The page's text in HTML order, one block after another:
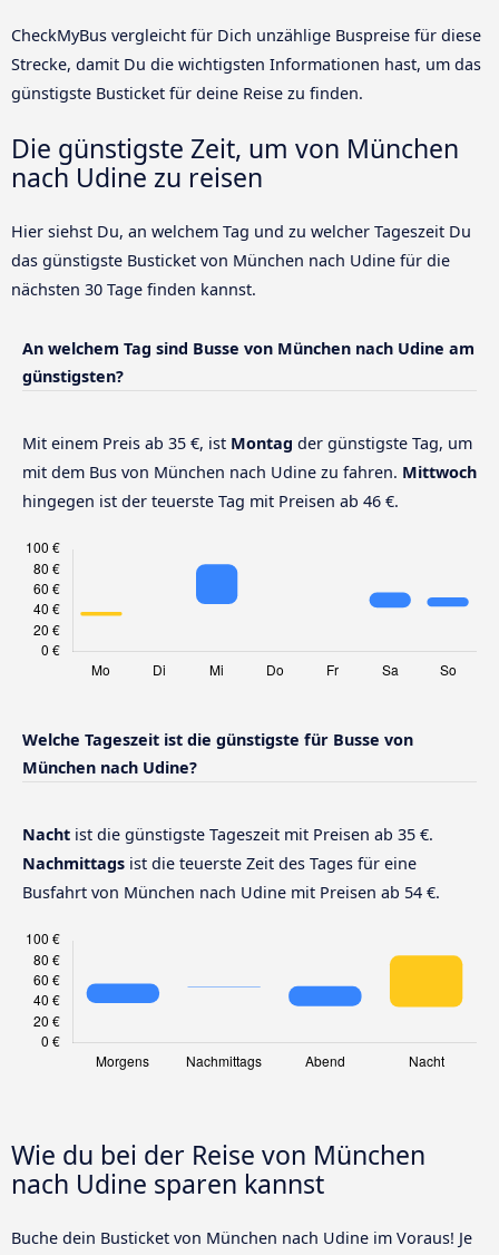
CheckMyBus vergleicht für Dich unzählige Buspreise für diese
Strecke, damit Du die wichtigsten Informationen hast, um das
günstigste Busticket für deine Reise zu finden.
Die günstigste Zeit, um von München
nach Udine zu reisen
Hier siehst Du, an welchem Tag und zu welcher Tageszeit Du
das günstigste Busticket von München nach Udine für die
nächsten 30 Tage finden kannst.
An welchem Tag sind Busse von München nach Udine am
günstigsten?
Mit einem Preis ab 35 €, ist Montag der günstigste Tag, um
mit dem Bus von München nach Udine zu fahren. Mittwoch
hingegen ist der teuerste Tag mit Preisen ab 46 €.
Welche Tageszeit ist die günstigste für Busse von
München nach Udine?
Nacht ist die günstigste Tageszeit mit Preisen ab 35 €.
Nachmittags ist die teuerste Zeit des Tages für eine
Busfahrt von München nach Udine mit Preisen ab 54 €.
Wie du bei der Reise von München
nach Udine sparen kannst
Buche dein Busticket von München nach Udine im Voraus! Je